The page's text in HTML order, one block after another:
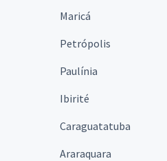
Maricá
Petrópolis
Paulínia
Ibirité
Caraguatatuba
Araraquara